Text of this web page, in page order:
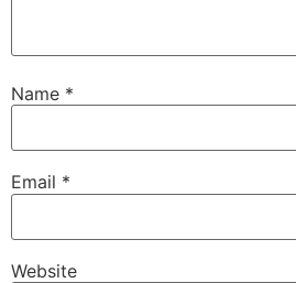
Name *
Email *
Website